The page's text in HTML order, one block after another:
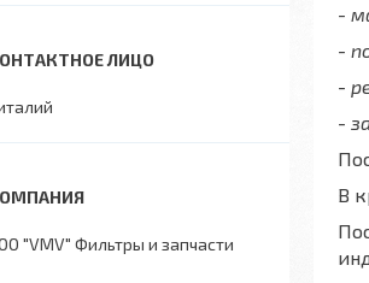
-
-
-
-
В
"VMV" Фильтры и запчасти